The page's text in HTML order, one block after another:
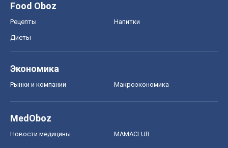
Food Oboz
Рецепты Напитки
Диеты
Экономика
Рынки и компании Mакроэкономика
MedOboz
Новости медицины MAMACLUB